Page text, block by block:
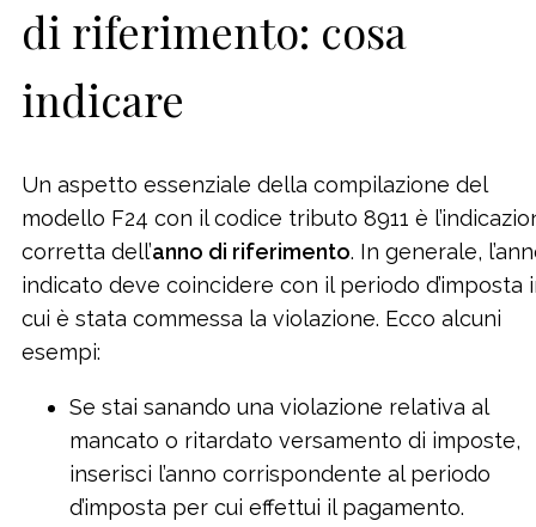
di riferimento: cosa
indicare
Un aspetto essenziale della compilazione del
modello F24 con il codice tributo 8911 è
corretta dell’anno di riferimento. In generale,
indicato deve coincidere con il periodo d’imposta
cui è stata commessa la violazione. Ecco alcuni
esempi:
Se stai sanando una violazione relativa al
mancato o ritardato versamento di imposte,
inserisci l’anno corrispondente al periodo
d’imposta per cui effettui il pagamento.